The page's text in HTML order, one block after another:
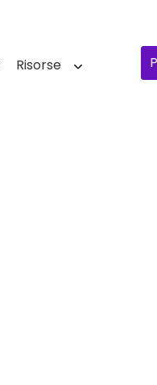
Risorse